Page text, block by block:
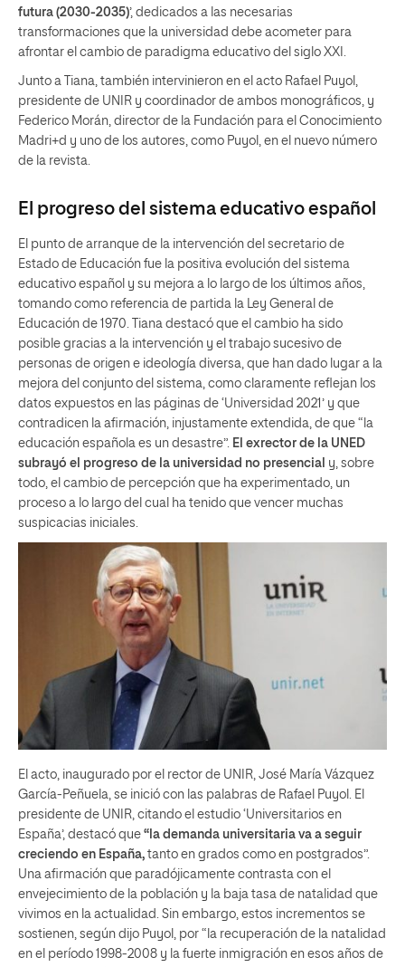
futura (2030-2035)’, dedicados a las necesarias
transformaciones que la universidad debe acometer para
afrontar el cambio de paradigma educativo del siglo XXI.
Junto a Tiana, también intervinieron en el acto Rafael Puyol,
presidente de UNIR y coordinador de ambos monográficos, y
Federico Morán, director de la Fundación para el Conocimiento
Madri+d y uno de los autores, como Puyol, en el nuevo número
de la revista.
El progreso del sistema educativo español
El punto de arranque de la intervención del secretario de
Estado de Educación fue la positiva evolución del sistema
educativo español y su mejora a lo largo de los últimos años,
tomando como referencia de partida la Ley General de
Educación de 1970. Tiana destacó que el cambio ha sido
posible gracias a la intervención y el trabajo sucesivo de
personas de origen e ideología diversa, que han dado lugar a la
mejora del conjunto del sistema, como claramente reflejan los
datos expuestos en las páginas de ‘Universidad 2021’ y que
contradicen la afirmación, injustamente extendida, de que “la
educación española es un desastre”. El exrector de la UNED
subrayó el progreso de la universidad no presencial y, sobre
todo, el cambio de percepción que ha experimentado, un
proceso a lo largo del cual ha tenido que vencer muchas
suspicacias iniciales.
El acto, inaugurado por el rector de UNIR, José María Vázquez
García-Peñuela, se inició con las palabras de Rafael Puyol. El
presidente de UNIR, citando el estudio ‘Universitarios en
España’, destacó que “la demanda universitaria va a seguir
creciendo en España, tanto en grados como en postgrados”.
Una afirmación que paradójicamente contrasta con el
envejecimiento de la población y la baja tasa de natalidad que
vivimos en la actualidad. Sin embargo, estos incrementos se
sostienen, según dijo Puyol, por “la recuperación de la natalidad
en el período 1998-2008 y la fuerte inmigración en esos años de